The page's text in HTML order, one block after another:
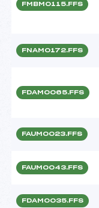
FMBM0115.FFS
FNAM0172.FFS
FDAM0065.FFS
FAUM0023.FFS
FAUM0043.FFS
FDAM0035.FFS